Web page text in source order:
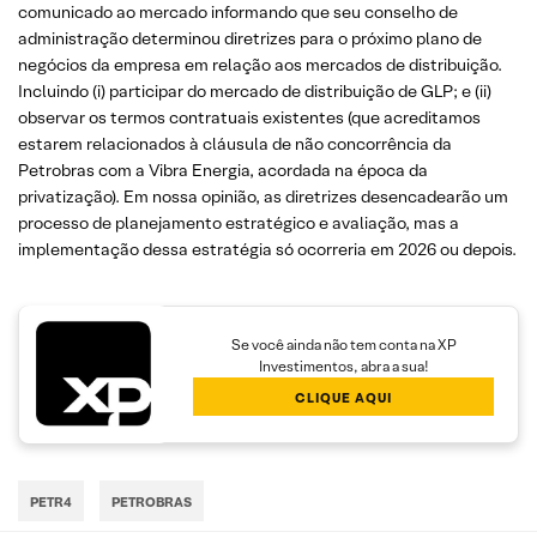
comunicado ao mercado informando que seu conselho de
administração determinou diretrizes para o próximo plano de
negócios da empresa em relação aos mercados de distribuição.
Incluindo (i) participar do mercado de distribuição de GLP; e (ii)
observar os termos contratuais existentes (que acreditamos
estarem relacionados à cláusula de não concorrência da
Petrobras com a Vibra Energia, acordada na época da
privatização). Em nossa opinião, as diretrizes desencadearão um
processo de planejamento estratégico e avaliação, mas a
implementação dessa estratégia só ocorreria em 2026 ou depois.
Se você ainda não tem conta na XP
Investimentos, abra a sua!
CLIQUE AQUI
PETR4 PETROBRAS